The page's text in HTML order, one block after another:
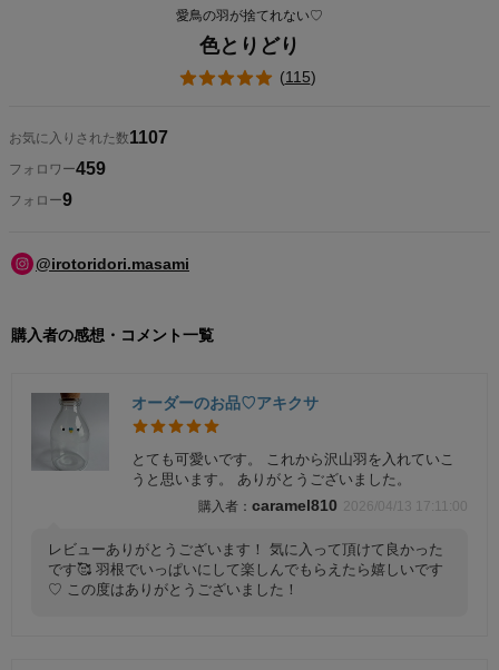
愛鳥の羽が捨てれない♡
色とりどり
(115)
お気に入りされた数1107
フォロワー459
フォロー9
@irotoridori.masami
購入者の感想・コメント一覧
オーダーのお品♡アキクサ
とても可愛いです。 これから沢山羽を入れていこ
うと思います。 ありがとうございました。
caramel810 2026/04/13 17:11:00
レビューありがとうございます！ 気に入って頂けて良かった
です🥰 羽根でいっぱいにして楽しんでもらえたら嬉しいです
♡ この度はありがとうございました！